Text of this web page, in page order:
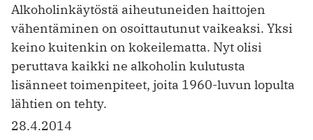
Alkoholinkäytöstä aiheutuneiden haittojen
vähentäminen on ­osoittautunut vaikeaksi. Yksi
keino kuitenkin on kokeilematta. Nyt olisi
peruttava kaikki ne alkoholin kulutusta
lisänneet toimenpiteet, joita 1960-luvun lopulta
lähtien on tehty.
28.4.2014